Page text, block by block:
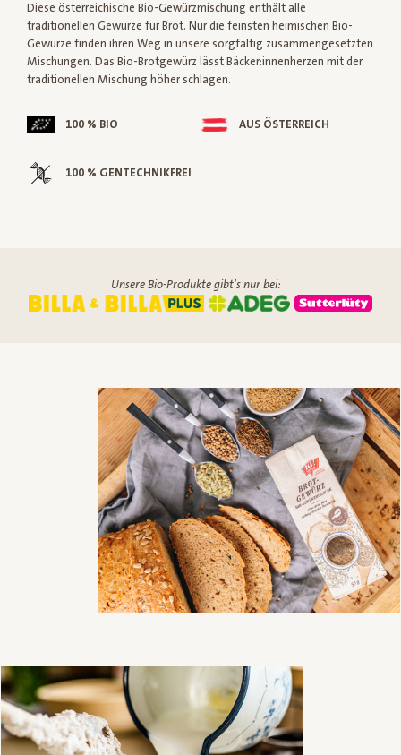
Diese österreichische Bio-Gewürzmischung enthält alle
traditionellen Gewürze für Brot. Nur die feinsten heimischen Bio-
Gewürze finden ihren Weg in unsere sorgfältig zusammengesetzten
Mischungen. Das Bio-Brotgewürz lässt Bäcker:innenherzen mit der
traditionellen Mischung höher schlagen.
100 % BIO AUS ÖSTERREICH
100 % GENTECHNIKFREI
Unsere Bio-Produkte gibt's nur bei: